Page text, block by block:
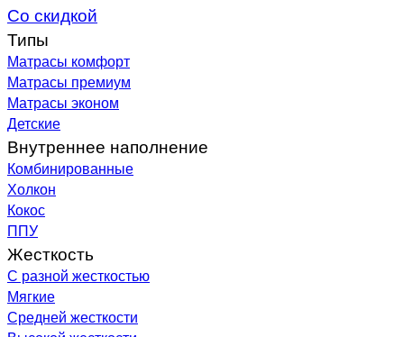
Со скидкой
Типы
Матрасы комфорт
Матрасы премиум
Матрасы эконом
Детские
Внутреннее наполнение
Комбинированные
Холкон
Кокос
ППУ
Жесткость
С разной жесткостью
Мягкие
Средней жесткости